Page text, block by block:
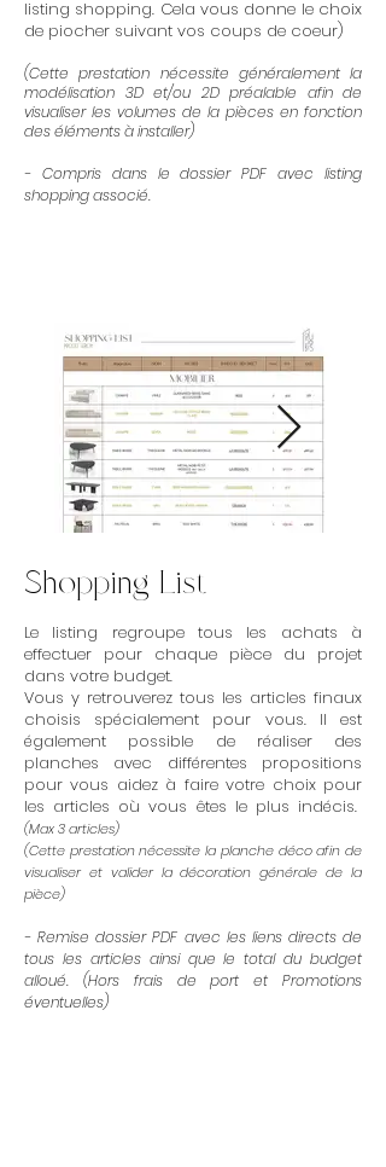
listing shopping. Cela vous donne le choix
de piocher suivant vos coups de coeur)
(Cette prestation nécessite généralement la
modélisation 3D et/ou 2D préalable afin de
visualiser les volumes de la pièces en fonction
des éléments à installer)
- Compris dans le dossier PDF avec listing
shopping associé.
Shopping List
Le listing regroupe tous les achats à
effectuer pour chaque pièce du projet
dans votre budget.
Vous y retrouverez tous les articles finaux
choisis spécialement pour vous. Il est
également possible de réaliser des
planches avec différentes propositions
pour vous aidez à faire votre choix pour
les articles où vous êtes le plus indécis.
(Max 3 articles)
(Cette prestation nécessite la planche déco afin de
visualiser et valider la décoration générale de la
pièce)
- Remise dossier PDF avec les liens directs de
tous les articles ainsi que le total du budget
alloué. (Hors frais de port et Promotions
éventuelles)